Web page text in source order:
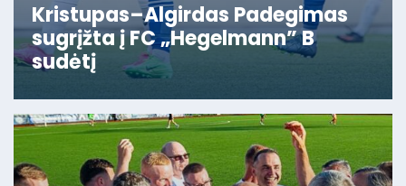
Kristupas–Algirdas Padegimas
sugrįžta į FC „Hegelmann” B
sudėtį